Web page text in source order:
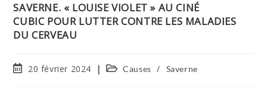
SAVERNE. « LOUISE VIOLET » AU CINÉ
CUBIC POUR LUTTER CONTRE LES MALADIES
DU CERVEAU
20 février 2024 Causes / Saverne